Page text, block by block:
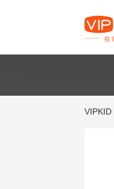
VIPKID